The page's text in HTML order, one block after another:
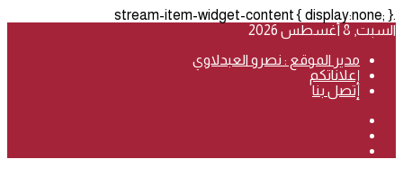
.stream-item-widget-content { display:none; }
السبت, 8 أغسطس 2026
مدير الموقع : نصرو العبدلاوي
إعلاناتكم
إتصل بنا